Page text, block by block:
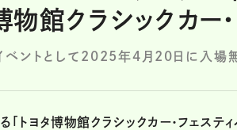
館クラシックカー
ベントとして2025年4月20日に入場
トヨタ博物館クラシックカー・フェス